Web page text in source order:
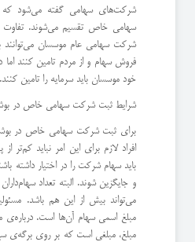
شرکت‌های سهامی گفته می‌شود
سهامی خاص تقسیم می‌شوند. تفاوت
شرکت سهامی عام موسسان می‌توانند
فروش سهام و از مردم تامین کنند
خود موسسان باید سرمایه را تامین کنند.
شرایط ثبت شرکت سهامی خاص در
برای ثبت شرکت سهامی خاص در
افراد لازم برای این امر نباید کم‌تر
باید سهام شرکت را در اختیار داشته
و جایگزین شوند. البته تعداد
می‌تواند بیش از این هم باشد.
مبلغ اسمی سهام آن‌ها است. درباره‌ی
مبلغ، مبلغی است که بر روی برگه‌ی